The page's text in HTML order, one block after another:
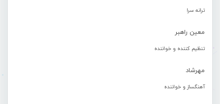
ترانه سرا
معین راهبر
تنظیم کننده و خواننده
مهرشاد
آهنگساز و خواننده